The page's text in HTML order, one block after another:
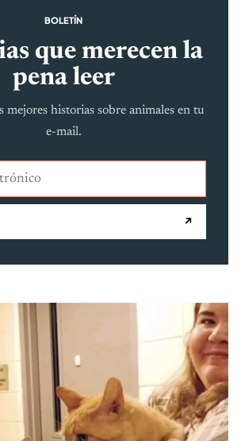
BOLETÍN
que merecen la
pena leer
mejores historias sobre animales en tu
e-mail.
↗